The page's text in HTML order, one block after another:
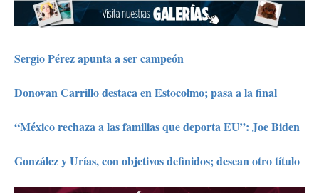
Sergio Pérez apunta a ser campeón
Donovan Carrillo destaca en Estocolmo; pasa a la final
“México rechaza a las familias que deporta EU”: Joe Biden
González y Urías, con objetivos definidos; desean otro título